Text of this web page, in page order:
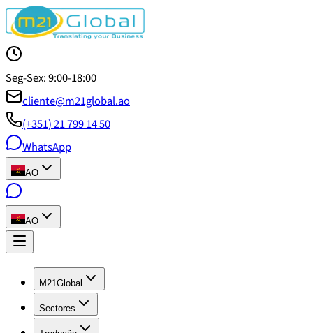
Seg-Sex: 9:00-18:00
cliente@m21global.ao
(+351) 21 799 14 50
WhatsApp
AO
AO
M21Global
Sectores